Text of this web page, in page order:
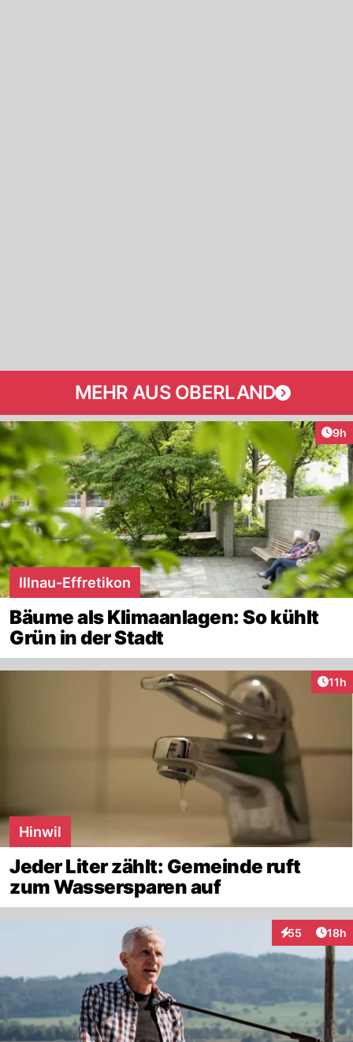
MEHR AUS OBERLAND
9h
Illnau-Effretikon
Bäume als Klimaanlagen: So kühlt
Grün in der Stadt
11h
Hinwil
Jeder Liter zählt: Gemeinde ruft
zum Wassersparen auf
55
Interaktionen
18h